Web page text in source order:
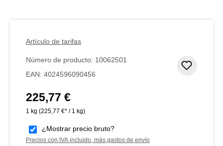
Artículo de tarifas
Número de producto: 10062501
EAN: 4024596090456
Precio normal:
225,77 €
1 kg (225,77 €* / 1 kg)
¿Mostrar precio bruto?
Precios con IVA incluido, más gastos de envío